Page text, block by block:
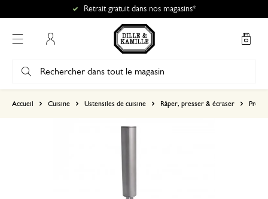
Retrait gratuit dans nos magasins*
Accueil Cuisine Ustensiles de cuisine Râper, presser & écraser